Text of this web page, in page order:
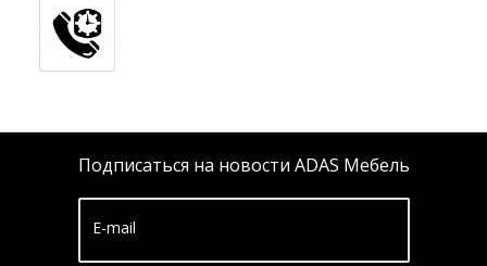
Подписаться на новости ADAS Мебель
E-mail